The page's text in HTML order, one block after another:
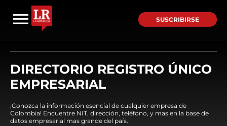
SUSCRIBIRSE
DIRECTORIO REGISTRO ÚNICO
EMPRESARIAL
¡Conozca la información esencial de cualquier empresa de
Colombia! Encuentre NIT, dirección, teléfono, y mas en la base de
datos empresarial mas grande del país.